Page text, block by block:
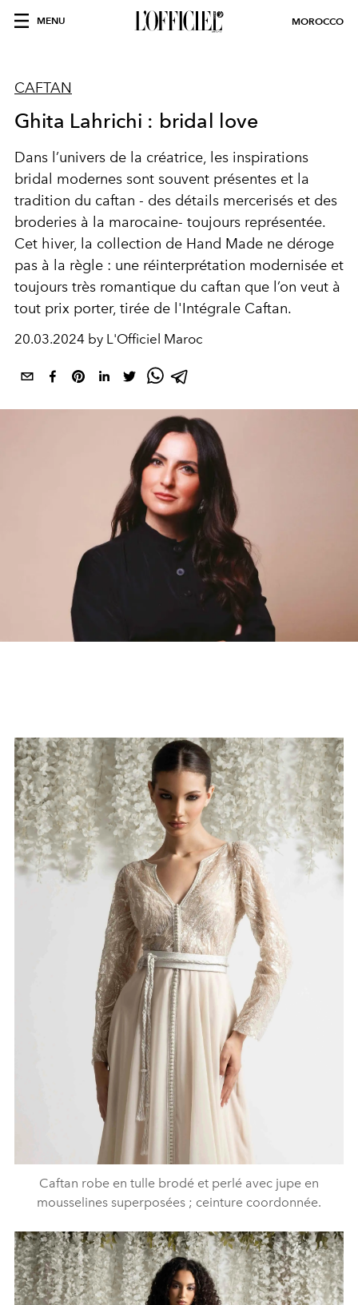
MENU MOROCCO
CAFTAN
Ghita Lahrichi : bridal love
Dans l’univers de la créatrice, les inspirations
bridal modernes sont souvent présentes et la
tradition du caftan - des détails mercerisés et des
broderies à la marocaine- toujours représentée.
Cet hiver, la collection de Hand Made ne déroge
pas à la règle : une réinterprétation modernisée et
toujours très romantique du caftan que l’on veut à
tout prix porter, tirée de l'Intégrale Caftan.
20.03.2024 by L'Officiel Maroc
Caftan robe en tulle brodé et perlé avec jupe en
mousselines superposées ; ceinture coordonnée.